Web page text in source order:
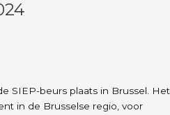
SIEP-beurs plaats in Brussel. Het
in de Brusselse regio, voor